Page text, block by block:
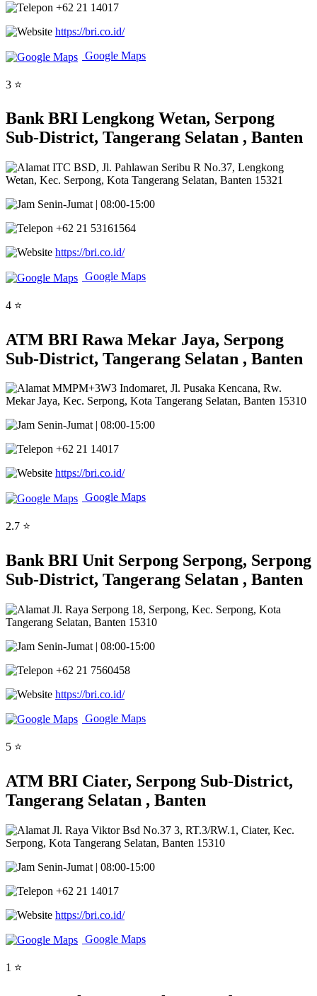
+62 21 14017
https://bri.co.id/
Google Maps
3 ⭐
Bank BRI Lengkong Wetan, Serpong
Sub-District, Tangerang Selatan , Banten
ITC BSD, Jl. Pahlawan Seribu R No.37, Lengkong
Wetan, Kec. Serpong, Kota Tangerang Selatan, Banten 15321
Senin-Jumat | 08:00-15:00
+62 21 53161564
https://bri.co.id/
Google Maps
4 ⭐
ATM BRI Rawa Mekar Jaya, Serpong
Sub-District, Tangerang Selatan , Banten
MMPM+3W3 Indomaret, Jl. Pusaka Kencana, Rw.
Mekar Jaya, Kec. Serpong, Kota Tangerang Selatan, Banten 15310
Senin-Jumat | 08:00-15:00
+62 21 14017
https://bri.co.id/
Google Maps
2.7 ⭐
Bank BRI Unit Serpong Serpong, Serpong
Sub-District, Tangerang Selatan , Banten
Jl. Raya Serpong 18, Serpong, Kec. Serpong, Kota
Tangerang Selatan, Banten 15310
Senin-Jumat | 08:00-15:00
+62 21 7560458
https://bri.co.id/
Google Maps
5 ⭐
ATM BRI Ciater, Serpong Sub-District,
Tangerang Selatan , Banten
Jl. Raya Viktor Bsd No.37 3, RT.3/RW.1, Ciater, Kec.
Serpong, Kota Tangerang Selatan, Banten 15310
Senin-Jumat | 08:00-15:00
+62 21 14017
https://bri.co.id/
Google Maps
1 ⭐